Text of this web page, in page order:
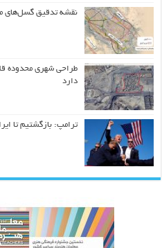
نقشه تدقیق گسل‌های
دارد
ترامپ: بازگشتیم تا